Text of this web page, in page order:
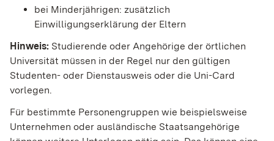
bei Minderjährigen: zusätzlich
Einwilligungserklärung der Eltern
Hinweis: Studierende oder Angehörige der örtlichen
Universität müssen in der Regel nur den gültigen
Studenten- oder Dienstausweis oder die Uni-Card
vorlegen.
Für bestimmte Personengruppen wie beispielsweise
Unternehmen oder ausländische Staatsangehörige